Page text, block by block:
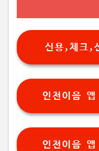
신용,체크,
인천이음
인천이음